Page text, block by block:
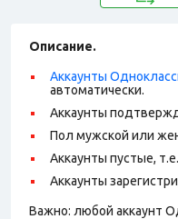
Описание.
Аккаунты
автоматически.
Аккаунты
Пол мужской или
Аккаунты пустые,
Аккаунты
Важно: любой аккаунт